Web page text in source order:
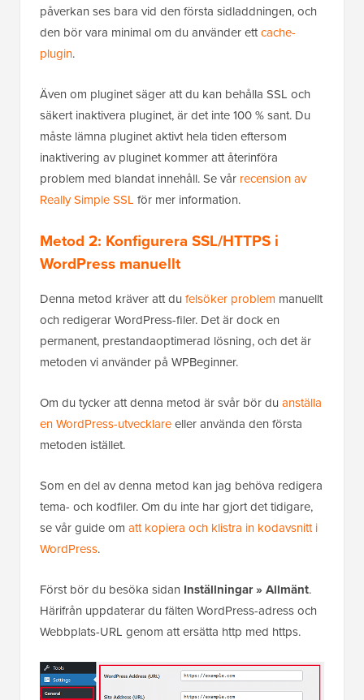
påverkan ses bara vid den första sidladdningen, och
den bör vara minimal om du använder ettcache-
plugin.
Även om pluginet säger att du kan behålla SSL och
säkert inaktivera pluginet, är det inte 100 % sant. Du
måste lämna pluginet aktivt hela tiden eftersom
inaktivering av pluginet kommer att återinföra
problem med blandat innehåll. Se vår recension av
Really Simple SSL för mer information.
Metod 2: Konfigurera SSL/HTTPS i
WordPress manuellt
Denna metod kräver att du felsöker problem manuellt
och redigerar WordPress-filer. Det är dock en
permanent, prestandaoptimerad lösning, och det är
metoden vi använder på WPBeginner.
Om du tycker att denna metod är svår bör du anställa
en WordPress-utvecklareeller använda den första
metoden istället.
Som en del av denna metod kan jag behöva redigera
tema- och kodfiler. Om du inte har gjort det tidigare,
se vår guide om att kopiera och klistra in kodavsnitt i
WordPress.
Först bör du besöka sidan Inställningar » Allmänt.
Härifrån uppdaterar du fälten WordPress-adress och
Webbplats-URL genom att ersätta http med https.